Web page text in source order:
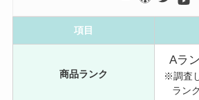
項目
商品ランク
Aラ
※調査
ラン